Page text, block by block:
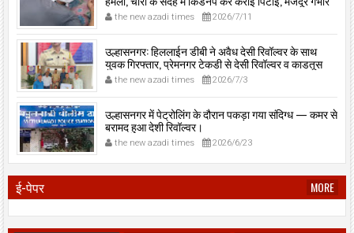
रूप से जख्मी।
the new azadi times 2026/7/11
उल्हासनगर: हिललाईन डीबी ने अवैध देसी रिवॉल्वर के साथ
युवक गिरफ्तार, प्रेमनगर टेकडी से देसी रिवॉल्वर व काडतूस
जप्त, इलीगल हथियार साथ पकड़ा गया युवक एक दिन की
पोलीस कोठडी में।
the new azadi times 2026/7/3
उल्हासनगर में पेट्रोलिंग के दौरान पकड़ा गया संदिग्ध — कमर से
बरामद हुआ देशी रिवॉल्वर।
the new azadi times 2026/6/23
ई-पेपर MORE